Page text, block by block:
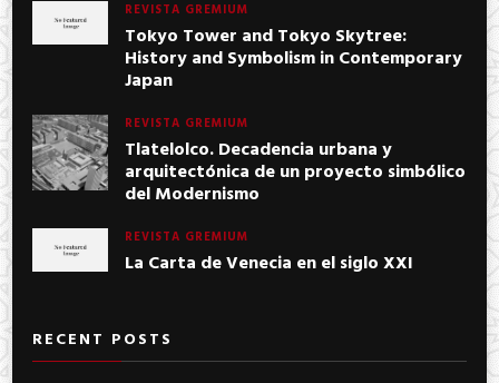
REVISTA GREMIUM
Tokyo Tower and Tokyo Skytree:
History and Symbolism in Contemporary
Japan
REVISTA GREMIUM
Tlatelolco. Decadencia urbana y
arquitectónica de un proyecto simbólico
del Modernismo
REVISTA GREMIUM
La Carta de Venecia en el siglo XXI
RECENT POSTS